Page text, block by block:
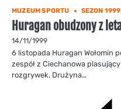
MUZEUM SPORTU SEZON
Huragan obudzony z
14/11/1999
6 listopada Huragan Wołomin
zespół z Ciechanowa
rozgrywek. Drużyna…